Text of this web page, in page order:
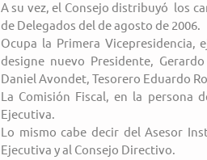
A su vez, el Consejo distribuyó  los
de Delegados del de agosto de 2006.
Ocupa la Primera Vicepresidencia,
designe nuevo Presidente,
Daniel Avondet, Tesorero Eduardo
La Comisión Fiscal, en la persona
Ejecutiva.
Lo mismo cabe decir del Asesor
Ejecutiva y al Consejo Directivo.